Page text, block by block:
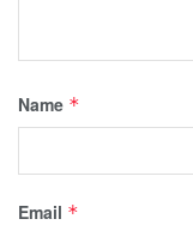
Name *
Email *